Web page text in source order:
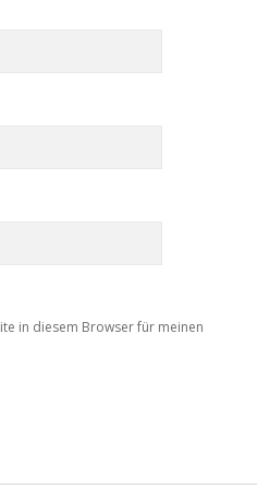
in diesem Browser für meinen